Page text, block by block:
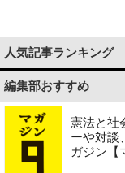
人気記事ランキング
編集部おすすめ
憲法と社
ーや対談
ガジン【